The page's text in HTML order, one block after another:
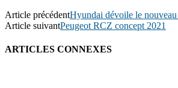
Article précédentHyundai dévoile le nouveau
Article suivantPeugeot RCZ concept 2021
ARTICLES CONNEXES